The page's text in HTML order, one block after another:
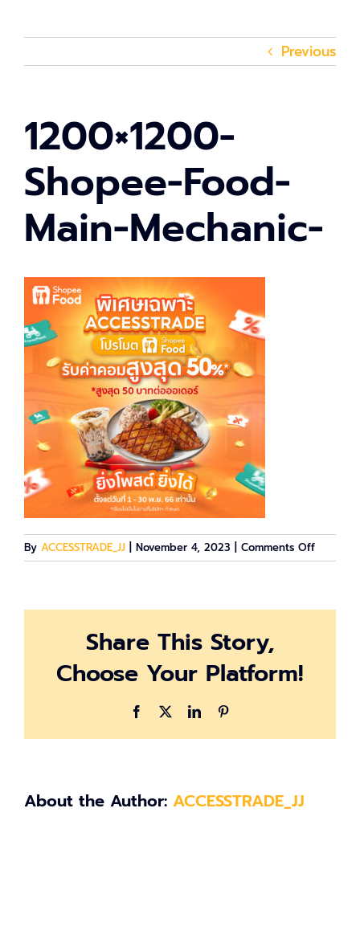
Previous
1200×1200-
Shopee-Food-
Main-Mechanic-
By ACCESSTRADE_JJ November 4, 2023 Comments Offon
Share This Story,
Choose Your Platform!
Facebook LinkedIn
About the Author: ACCESSTRADE_JJ